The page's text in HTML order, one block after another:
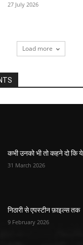
27 July 2026
Load more
कभी उनको भी तो कहने दो कि
31 March 2026
निठारी से एपस्टीन फ़ाइल्स तक
9 February 2026